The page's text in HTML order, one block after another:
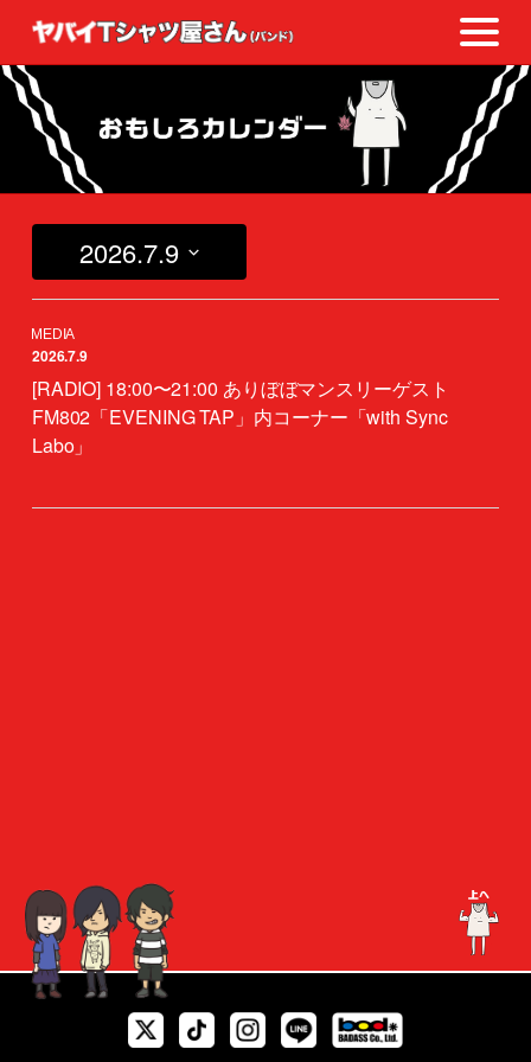
2026.7.9
を
選
択
2026.7.9
[RADIO] 18:00〜21:00 ありぼぼマンスリーゲスト
FM802「EVENING TAP」内コーナー「with Sync
Labo」